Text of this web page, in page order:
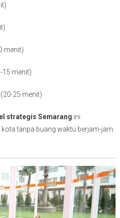
menit)
15 menit)
25 menit)
strategis Semarang ini
tanpa buang waktu berjam-jam